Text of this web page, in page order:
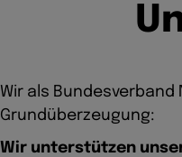
U
Wir als
Grundüberzeugung:
Wir unterstützen